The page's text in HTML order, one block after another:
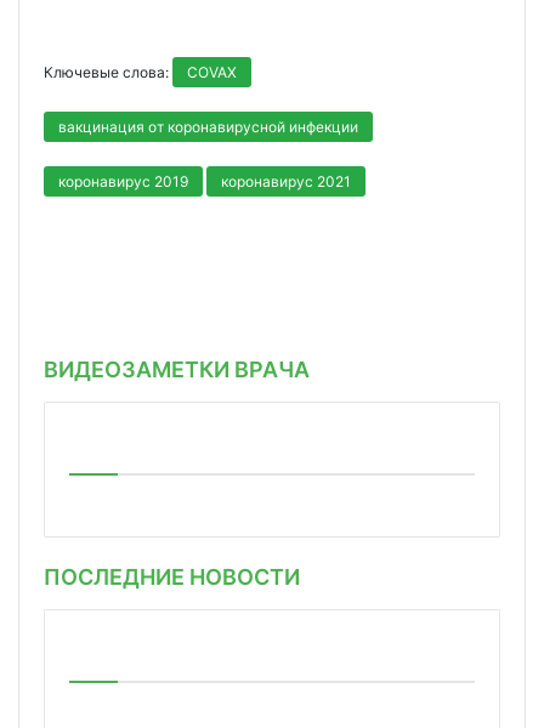
Ключевые слова: COVAX
вакцинация от коронавирусной инфекции
коронавирус 2019 коронавирус 2021
ВИДЕОЗАМЕТКИ ВРАЧА
ПОСЛЕДНИЕ НОВОСТИ